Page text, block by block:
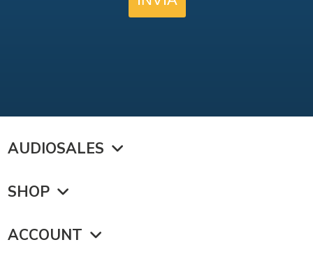
AUDIOSALES
SHOP
ACCOUNT